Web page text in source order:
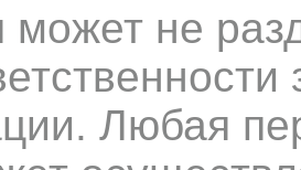
может не
Любая